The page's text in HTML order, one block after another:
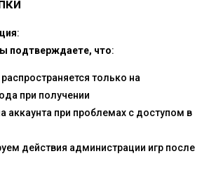
:
подтверждаете, что:
только на
при получении
аккаунта при проблемах с доступом в
действия администрации игр после